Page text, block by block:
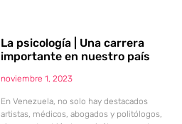
La psicología | Una carrera
importante en nuestro país
noviembre 1, 2023
En Venezuela, no solo hay destacados
artistas, médicos, abogados y politólogos,